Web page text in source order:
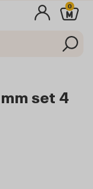
0
set 4